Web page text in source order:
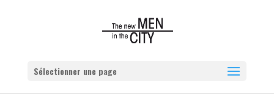
Sélectionner une page